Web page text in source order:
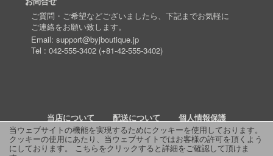
当ウェブサイトの機能を実現するためにクッキーを使用しております。
クッキーの使用にあたり、当ウェブサイトではお客様の許可を頂くよう
にしております。 こちらをクリックすると詳細をご確認して頂けま
ご質問・ご希望などございましたら、下記までお気軽に
ご連絡をお願い致します。
Email: support@byjboutique.jp
Tel : 042-555-3402(+81-42-555-3402)
当店について 配送について
個人情報保護
詳細検索
よくあるご質問 お問い合わせ RSS